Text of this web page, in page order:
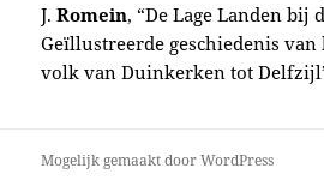
J. Romein, “De Lage Landen bij
Geïllustreerde geschiedenis van
volk van Duinkerken tot
Mogelijk gemaakt door WordPress